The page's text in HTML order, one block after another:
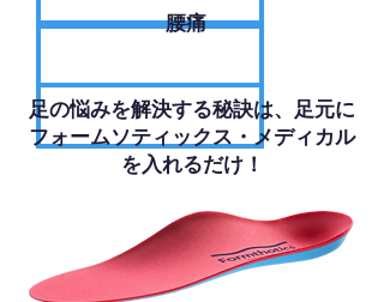
腰痛
足の悩みを解決する秘訣は、足元に
フォームソティックス・メディカル
を入れるだけ！